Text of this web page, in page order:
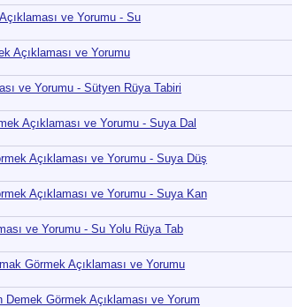
ve Yorumu - Su
Açıklaması ve Yorumu
ve Yorumu - Sütyen Rüya Tabiri
Açıklaması ve Yorumu - Suya Dal
Açıklaması ve Yorumu - Suya Düş
Açıklaması ve Yorumu - Suya Kan
ve Yorumu - Su Yolu Rüya Tab
Görmek Açıklaması ve Yorumu
Görmek Açıklaması ve Yorum